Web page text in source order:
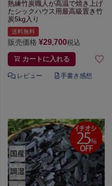
熟練竹炭職人が高温で焼き上げ
た シックハウス用最高級置き竹
炭5kg入り
送料無料
販売価格 ¥29,700税込
カートに入れる